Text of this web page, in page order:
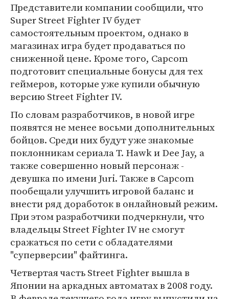
Представители компании сообщили, что
Super Street Fighter IV будет
самостоятельным проектом, однако в
магазинах игра будет продаваться по
сниженной цене. Кроме того, Capcom
подготовит специальные бонусы для тех
геймеров, которые уже купили обычную
версию Street Fighter IV.
По словам разработчиков, в новой игре
появятся не менее восьми дополнительных
бойцов. Среди них будут уже знакомые
поклонникам сериала T. Hawk и Dee Jay, а
также совершенно новый персонаж -
девушка по имени Juri. Также в Capcom
пообещали улучшить игровой баланс и
внести ряд доработок в онлайновый режим.
При этом разработчики подчеркнули, что
владельцы Street Fighter IV не смогут
сражаться по сети с обладателями
"суперверсии" файтинга.
Четвертая часть Street Fighter вышла в
Японии на аркадных автоматах в 2008 году.